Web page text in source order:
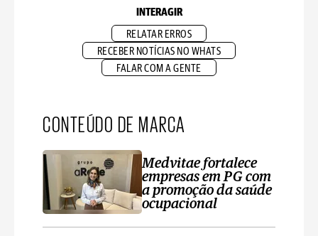
INTERAGIR
RELATAR ERROS
RECEBER NOTÍCIAS NO WHATS
FALAR COM A GENTE
CONTEÚDO DE MARCA
Medvitae fortalece
empresas em PG com
a promoção da saúde
ocupacional